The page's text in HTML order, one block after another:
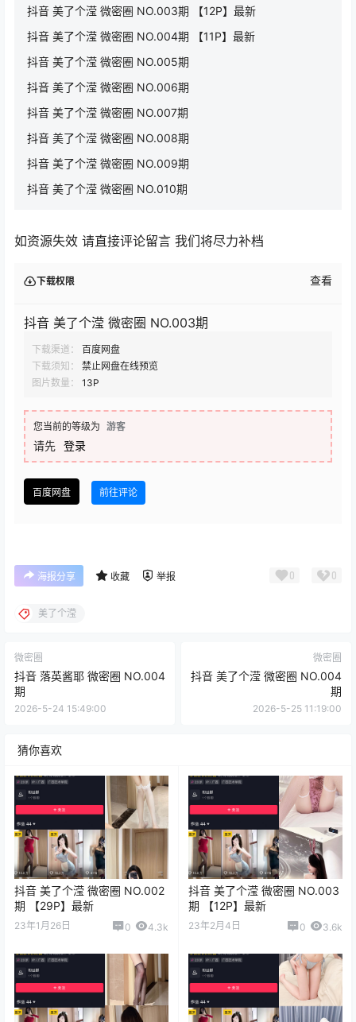
抖音 美了个滢 微密圈 NO.003期 【12P】最新
抖音 美了个滢 微密圈 NO.004期 【11P】最新
抖音 美了个滢 微密圈 NO.005期
抖音 美了个滢 微密圈 NO.006期
抖音 美了个滢 微密圈 NO.007期
抖音 美了个滢 微密圈 NO.008期
抖音 美了个滢 微密圈 NO.009期
抖音 美了个滢 微密圈 NO.010期
如资源失效 请直接评论留言 我们将尽力补档
下载权限 查看
抖音 美了个滢 微密圈 NO.003期
下载渠道：
百度网盘
下载须知：
禁止网盘在线预览
图片数量：
13P
您当前的等级为 游客
请先 登录
百度网盘 前往评论
海报分享 收藏 举报 0 0
美了个滢
微密圈
抖音 落英酱耶 微密圈 NO.004
期
2026-5-24 15:49:00
微密圈
抖音 美了个滢 微密圈 NO.004
期
2026-5-25 11:19:00
猜你喜欢
抖音 美了个滢 微密圈 NO.002
期 【29P】最新
23年1月26日 0 4.3k
抖音 美了个滢 微密圈 NO.003
期 【12P】最新
23年2月4日 0 3.6k